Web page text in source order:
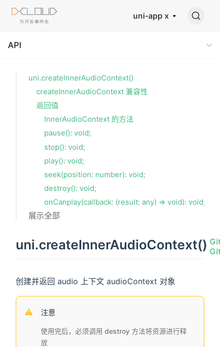
uni-app x
API
uni.createInnerAudioContext()
createInnerAudioContext 兼容性
返回值
InnerAudioContext 的方法
pause(): void;
stop(): void;
play(): void;
seek(position: number): void;
destroy(): void;
onCanplay(callback: (result: any) => void): void;
展示全部
uni.createInnerAudioContext()
创建并返回 audio 上下文 audioContext 对象
注意
使用完后，必须调用 destroy 方法将资源进行释
放